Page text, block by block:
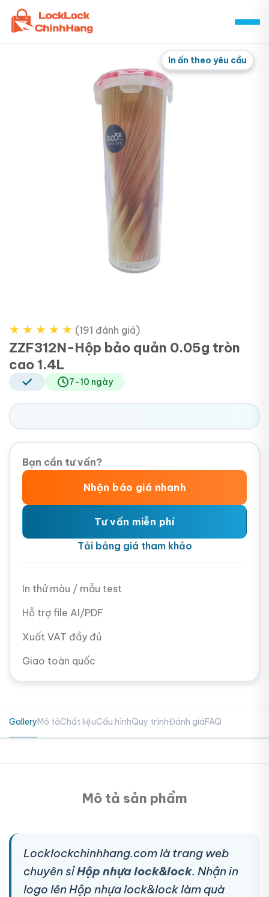
Skip
content
In ấn theo yêu cầu
★ ★ ★ ★ ★ (191 đánh giá)
ZZF312N-Hộp bảo quản 0.05g tròn
cao 1.4L
7-10 ngày
Bạn cần tư vấn?
Nhận báo giá nhanh
Tư vấn miễn phí
Tải bảng giá tham khảo
In thử màu / mẫu test
Hỗ trợ file AI/PDF
Xuất VAT đầy đủ
Giao toàn quốc
GalleryMô tảChất liệuCấu hìnhQuy trìnhĐánh giáFAQ
Mô tả sản phẩm
Locklockchinhhang.com là trang web
chuyên sỉHộp nhựa lock&lock. Nhận in
logo lên Hộp nhựa lock&lock làm quà